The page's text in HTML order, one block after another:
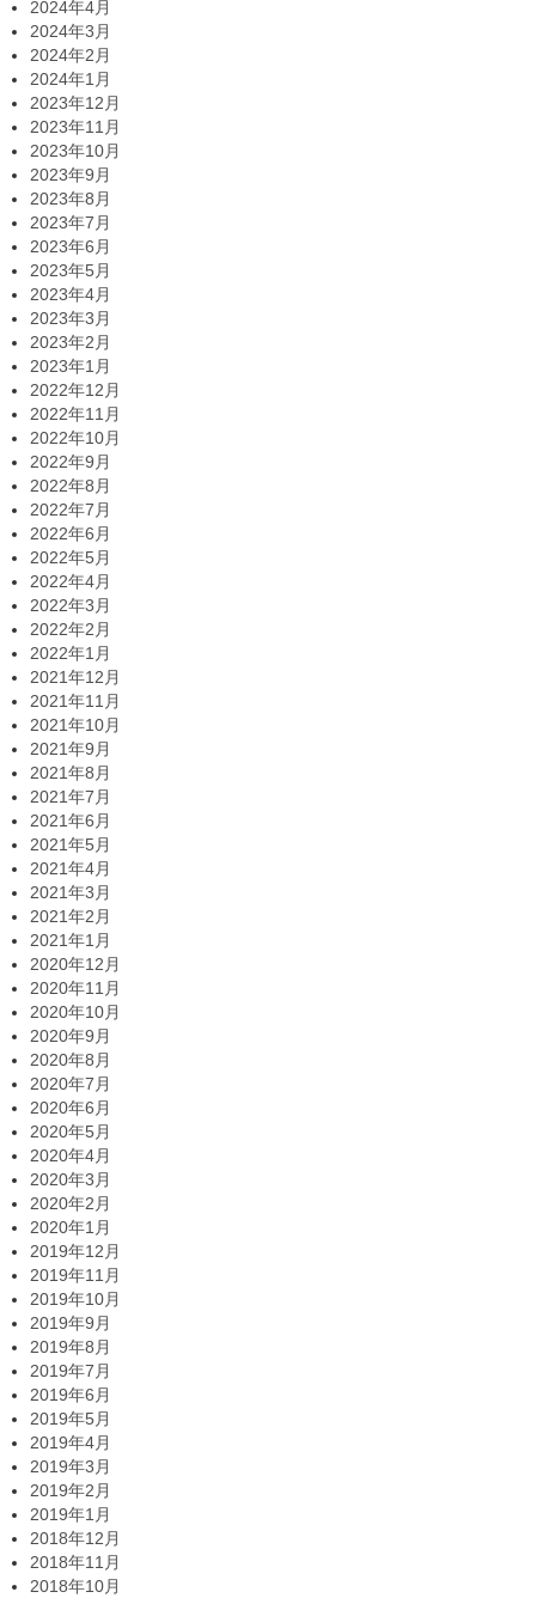
2024年4月
2024年3月
2024年2月
2024年1月
2023年12月
2023年11月
2023年10月
2023年9月
2023年8月
2023年7月
2023年6月
2023年5月
2023年4月
2023年3月
2023年2月
2023年1月
2022年12月
2022年11月
2022年10月
2022年9月
2022年8月
2022年7月
2022年6月
2022年5月
2022年4月
2022年3月
2022年2月
2022年1月
2021年12月
2021年11月
2021年10月
2021年9月
2021年8月
2021年7月
2021年6月
2021年5月
2021年4月
2021年3月
2021年2月
2021年1月
2020年12月
2020年11月
2020年10月
2020年9月
2020年8月
2020年7月
2020年6月
2020年5月
2020年4月
2020年3月
2020年2月
2020年1月
2019年12月
2019年11月
2019年10月
2019年9月
2019年8月
2019年7月
2019年6月
2019年5月
2019年4月
2019年3月
2019年2月
2019年1月
2018年12月
2018年11月
2018年10月